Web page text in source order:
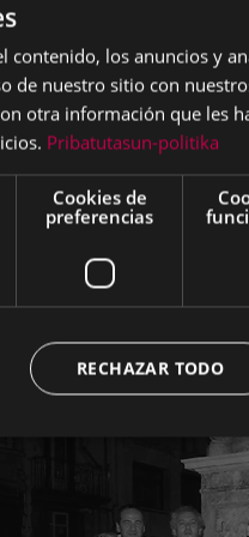
contenido, los anuncios y
de nuestro sitio con
otra información que les
Pribatutasun-politika
Cookies de
preferencias
RECHAZAR TODO